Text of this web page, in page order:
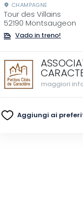
CHAMPAGNE
Tour des Villains
52190 Montsaugeon
Vado in treno!
maggiori
Aggiungi ai